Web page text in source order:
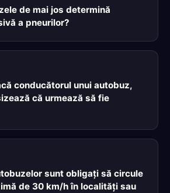
de mai jos determină
a pneurilor?
conducătorul unui autobuz,
că urmează să fie
sunt obligaţi să circule
de 30 km/h în localităţi sau